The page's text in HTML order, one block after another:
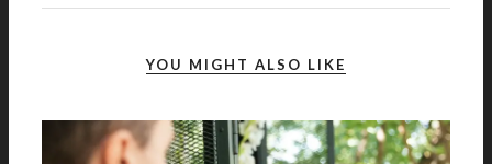
YOU MIGHT ALSO LIKE